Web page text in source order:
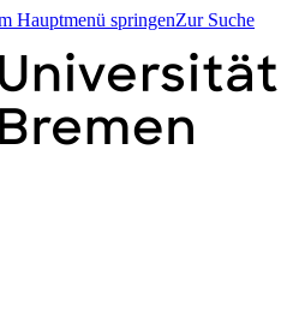
Hauptmenü springenZur Suche